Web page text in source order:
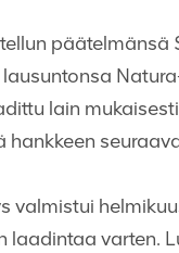
päätelmänsä
lain
valmistui
varten.